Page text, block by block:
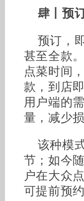
肆丨预
预订，
甚至全款
点菜时间
款，到店
用户端的
量，减少损
该种模
节；如今
户在大众
可提前预